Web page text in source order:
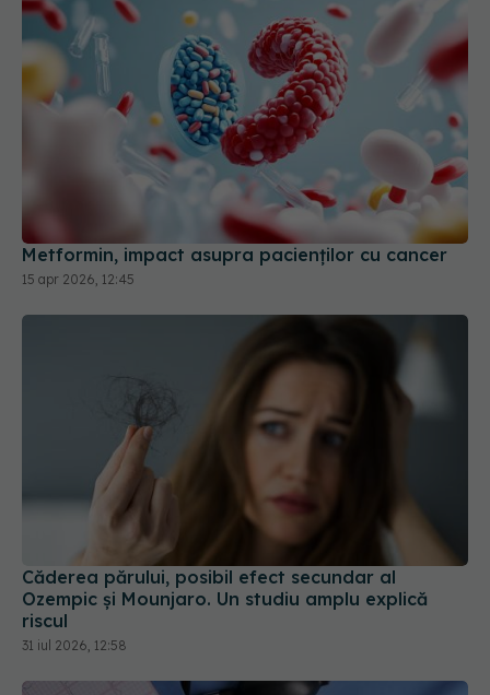
Metformin, impact asupra pacienților cu cancer
15 apr 2026, 12:45
Căderea părului, posibil efect secundar al
Ozempic și Mounjaro. Un studiu amplu explică
riscul
31 iul 2026, 12:58